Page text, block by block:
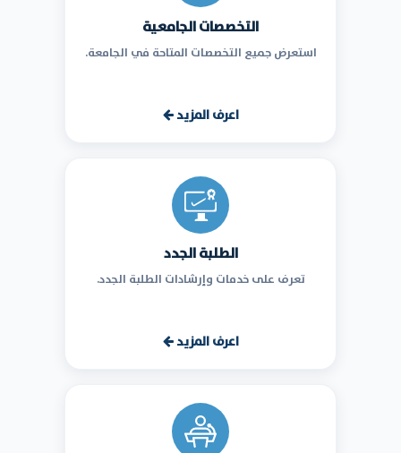
التخصصات الجامعية
استعرض جميع التخصصات المتاحة في الجامعة.
اعرف المزيد
الطلبة الجدد
تعرف على خدمات وإرشادات الطلبة الجدد.
اعرف المزيد